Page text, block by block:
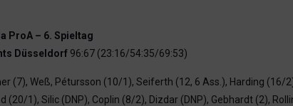
ProA – 6. Spieltag
Düsseldorf 96:67 (23:16/54:35/69:53)
(7), Weß, Pétursson (10/1), Seiferth (12, 6 Ass.), Harding (16/
(20/1), Silic (DNP), Coplin (8/2), Dizdar (DNP), Gebhardt (2),